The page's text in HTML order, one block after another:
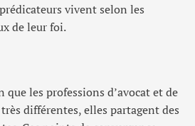
vivent selon les
de leur foi.
les professions d’avocat et de
différentes, elles partagent des